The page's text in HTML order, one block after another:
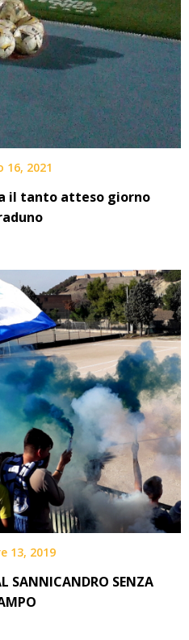
16, 2021
il tanto atteso giorno
13, 2019
SANNICANDRO SENZA